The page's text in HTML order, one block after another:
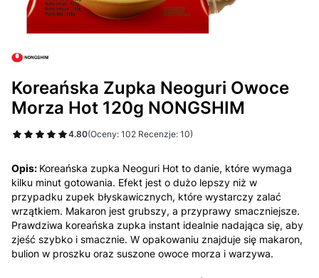
Koreańska Zupka Neoguri Owoce
Morza Hot 120g NONGSHIM
4.80(Oceny: 102 Recenzje: 10)
Opis: Koreańska zupka Neoguri Hot to danie, które wymaga
kilku minut gotowania. Efekt jest o dużo lepszy niż w
przypadku zupek błyskawicznych, które wystarczy zalać
wrzątkiem. Makaron jest grubszy, a przyprawy smaczniejsze.
Prawdziwa koreańska zupka instant idealnie nadająca się, aby
zjeść szybko i smacznie. W opakowaniu znajduje się makaron,
bulion w proszku oraz suszone owoce morza i warzywa.